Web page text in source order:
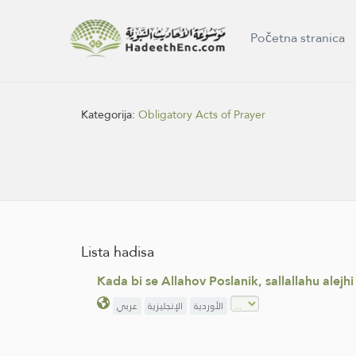
Početna stranica
Kategorija:Obligatory Acts of Prayer
Lista hadisa
Kada bi se Allahov Poslanik, sallallahu
عربي الإنجليزية الأوردية